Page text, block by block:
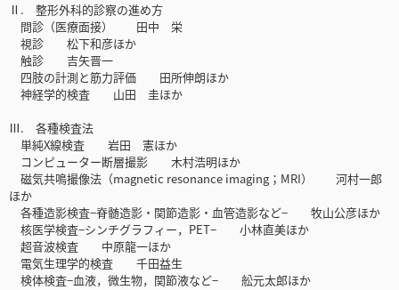
Ⅱ. 整形外科的診察の進め方
問診（医療面接） 田中 栄
視診 松下和彦ほか
触診 吉矢晋一
四肢の計測と筋力評価 田所伸朗ほか
神経学的検査 山田 圭ほか
Ⅲ. 各種検査法
単純X線検査 岩田 憲ほか
コンピューター断層撮影 木村浩明ほか
磁気共鳴撮像法（magnetic resonance imaging；MRI） 河村一郎
ほか
各種造影検査−脊髄造影・関節造影・血管造影など− 牧山公彦ほか
核医学検査−シンチグラフィー，PET− 小林直美ほか
超音波検査 中原龍一ほか
電気生理学的検査 千田益生
検体検査−血液，微生物，関節液など− 舩元太郎ほか